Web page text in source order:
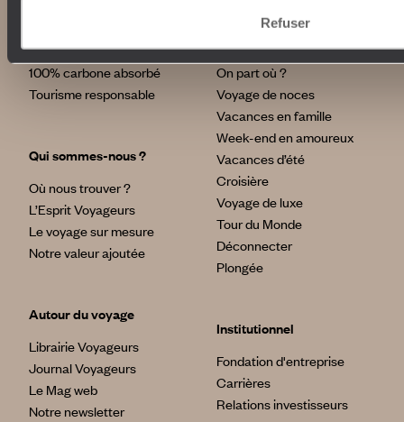
Refuser
100% carbone absorbé
Tourisme responsable
Qui sommes-nous ?
Où nous trouver ?
L’Esprit Voyageurs
Le voyage sur mesure
Notre valeur ajoutée
Autour du voyage
Librairie Voyageurs
Journal Voyageurs
Le Mag web
Notre newsletter
On part où ?
Voyage de noces
Vacances en famille
Week-end en amoureux
Vacances d’été
Croisière
Voyage de luxe
Tour du Monde
Déconnecter
Plongée
Institutionnel
Fondation d'entreprise
Carrières
Relations investisseurs